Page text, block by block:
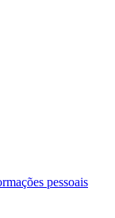
pessoais